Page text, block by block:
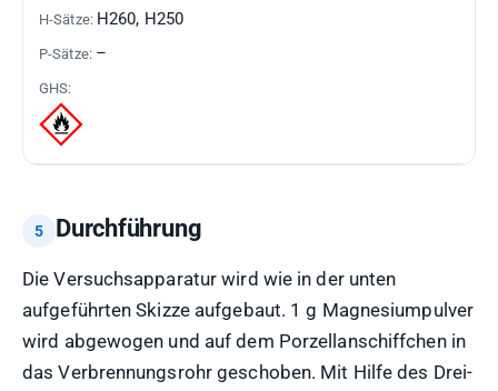
H260, H250
–
Durchführung
Die Versuchsapparatur wird wie in der unten
aufgeführten Skizze aufgebaut. 1 g Magnesiumpulver
wird abgewogen und auf dem Porzellanschiffchen in
das Verbrennungsrohr geschoben. Mit Hilfe des Drei-